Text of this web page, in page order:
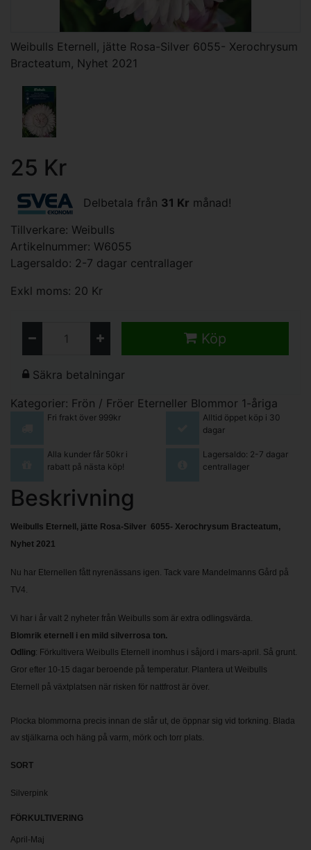
Weibulls Eternell, jätte Rosa-Silver 6055- Xerochrysum
Bracteatum, Nyhet 2021
25 Kr
Delbetala från 31 Kr månad!
Tillverkare: Weibulls
Artikelnummer: W6055
Lagersaldo: 2-7 dagar centrallager
Exkl moms: 20 Kr
Köp
Säkra betalningar
Kategorier: Frön / Fröer Eterneller Blommor 1-åriga
Fri frakt över 999kr
Alltid öppet köp i 30
dagar
Alla kunder får 50kr i
rabatt på nästa köp!
Lagersaldo: 2-7 dagar
centrallager
Beskrivning
Weibulls Eternell, jätte Rosa-Silver 6055- Xerochrysum Bracteatum,
Nyhet 2021
Nu har Eternellen fått nyrenässans igen. Tack vare Mandelmanns Gård på
TV4.
Vi har i år valt 2 nyheter från Weibulls som är extra odlingsvärda.
Blomrik eternell i en mild silverrosa ton.
Odling: Förkultivera Weibulls Eternell inomhus i såjord i mars-april. Så grunt.
Gror efter 10-15 dagar beroende på temperatur. Plantera ut Weibulls
Eternell på växtplatsen när risken för nattfrost är över.
Plocka blommorna precis innan de slår ut, de öppnar sig vid torkning. Blada
av stjälkarna och häng på varm, mörk och torr plats.
SORT
Silverpink
FÖRKULTIVERING
April-Maj